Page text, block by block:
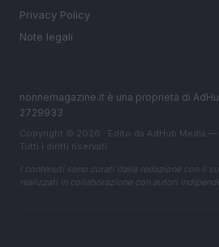
Privacy Policy
Note legali
nonnemagazine.it è una proprietà di
2729933
Copyright © 2026 · Edito da AdHub Media —
Tutti i diritti riservati
I contenuti sono curati dalla redazione con il
realizzati in collaborazione con autori